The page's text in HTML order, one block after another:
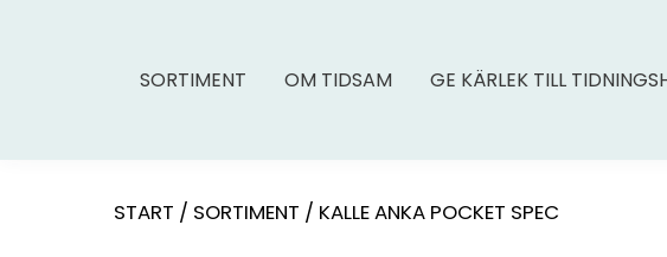
SORTIMENT OM TIDSAM GE KÄRLEK TILL
START / SORTIMENT / KALLE ANKA POCKET SPEC